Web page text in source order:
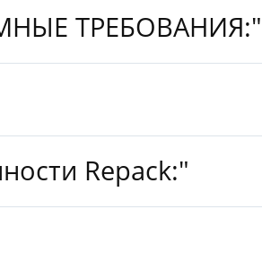
ТРЕБОВАНИЯ:"
Repack:"